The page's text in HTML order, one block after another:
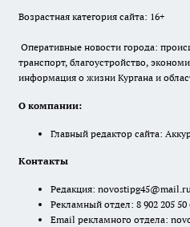
Возрастная категория сайта: 16+
Оперативные новости города:
транспорт, благоустройство,
информация о жизни Кургана и
О компании:
Главный редактор сайта:
Контакты
Редакция:
Рекламный отдел: 8 902 205 50
Email рекламного отдела: